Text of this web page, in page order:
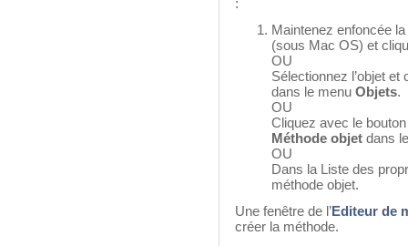
:
Maintenez enfoncée
(sous Mac OS) et
OU
Sélectionnez l’objet
dans le menu Objets.
OU
Cliquez avec le
Méthode objet dans
OU
Dans la Liste des
méthode objet.
Une fenêtre de l’Editeur de
créer la méthode.